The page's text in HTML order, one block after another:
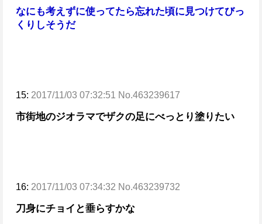
なにも考えずに使ってたら忘れた頃に見つけてびっ
くりしそうだ
15: 2017/11/03 07:32:51 No.463239617
市街地のジオラマでザクの足にべっとり塗りたい
16: 2017/11/03 07:34:32 No.463239732
刀身にチョイと垂らすかな